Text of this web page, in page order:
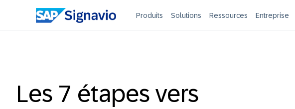
Produits Solutions Ressources Entreprise
Les 7 étapes vers